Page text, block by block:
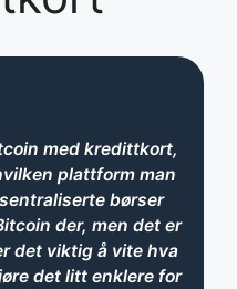
med kredittkort,
plattform man
børser
der, men det er
det viktig å vite hva
det litt enklere for